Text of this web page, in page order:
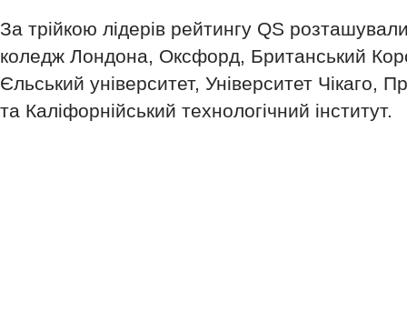
За трійкою лідерів рейтингу QS
коледж Лондона, Оксфорд, Британський
Єльський університет, Університет Чікаго,
та Каліфорнійський технологічний інститут.